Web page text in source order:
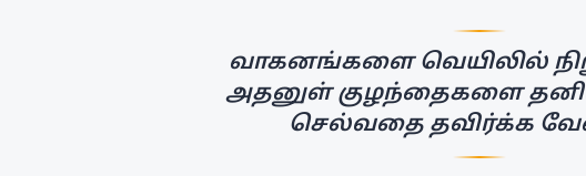
வாகனங்களை வெயிலில்
அதனுள் குழந்தைகளை
செல்வதை தவிர்க்க